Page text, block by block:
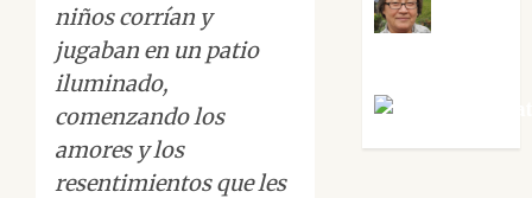
niños corrían y
jugaban en un patio
iluminado,
comenzando los
amores y los
resentimientos que les